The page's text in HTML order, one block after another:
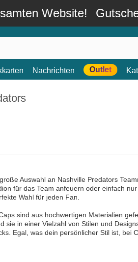
Website!
Nachrichten Outlet
Auswahl an Nashville Predators
für das Team anfeuern oder einfach
Wahl für jeden Fan.
sind aus hochwertigen Materialien
sie in einer Vielzahl von Stilen und
Egal, was dein persönlicher Stil ist, bei